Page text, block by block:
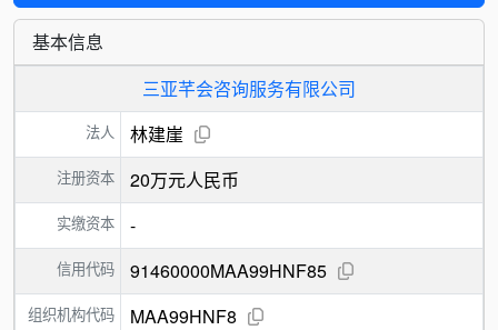
基本信息
三亚芊会咨询服务有限公司
法人 林建崖
注册资本 20万元人民币
实缴资本 -
信用代码 91460000MAA99HNF85
组织机构代码 MAA99HNF8